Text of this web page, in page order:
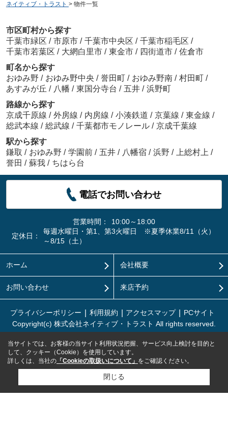
ネイティブ・トラスト > 物件一覧
市区町村から探す
千葉市緑区 / 市原市 / 千葉市中央区 / 千葉市稲毛区 /
千葉市若葉区 / 大網白里市 / 東金市 / 四街道市 / 佐倉市
町名から探す
おゆみ野 / おゆみ野中央 / 誉田町 / おゆみ野南 / 村田町 /
あすみが丘 / 八幡 / 東国分寺台 / 五井 / 浜野町
路線から探す
京成千原線 / 外房線 / 内房線 / 小湊鉄道 / 京葉線 / 東金線 /
総武本線 / 総武線 / 千葉都市モノレール / 京成千葉線
駅から探す
鎌取 / おゆみ野 / 学園前 / 五井 / 八幡宿 / 浜野 / 上総村上 /
誉田 / 蘇我 / ちはら台
電話でお問い合わせ
営業時間：
10:00～18:00
定休日：
毎週水曜日・第1、第3火曜日 ※夏季休業8/11（火）
～8/15（土）
ホーム 会社概要
お問い合わせ 来店予約
プライバシーポリシー 利用規約 アクセスマップ
PCサイト
Copyright(c) 株式会社ネイティブ・トラスト All rights reserved.
当サイトでは、お客様の当サイト利用状況把握、サービス向上検討を目的と
して、クッキー（Cookie）を使用しています。
詳しくは、当社の 「Cookieの取扱いについて」 をご確認ください。
閉じる